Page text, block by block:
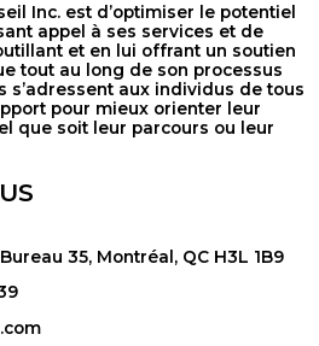
Inc. est d’optimiser le potentiel
appel à ses services et de
et en lui offrant un soutien
tout au long de son processus
s’adressent aux individus de tous
pour mieux orienter leur
que soit leur parcours ou leur
35, Montréal, QC H3L 1B9